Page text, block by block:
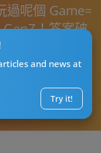
and news at
Try it!
過呢個 Game=
！答案破